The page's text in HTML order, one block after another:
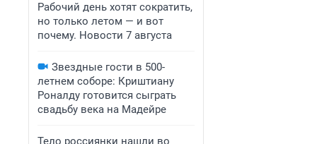
Рабочий день хотят сократить,
но только летом — и вот
почему. Новости 7 августа
Звездные гости в 500-
летнем соборе: Криштиану
Роналду готовится сыграть
свадьбу века на Мадейре
Тело россиянки нашли во